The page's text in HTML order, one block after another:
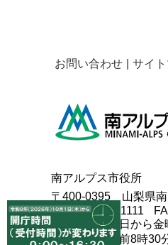
お問い合わせ サイ
南アルプス市役所
〒400-0395 山梨県南
TEL:055-282-1111
開庁日：月曜日から
開庁時間：午前8時30